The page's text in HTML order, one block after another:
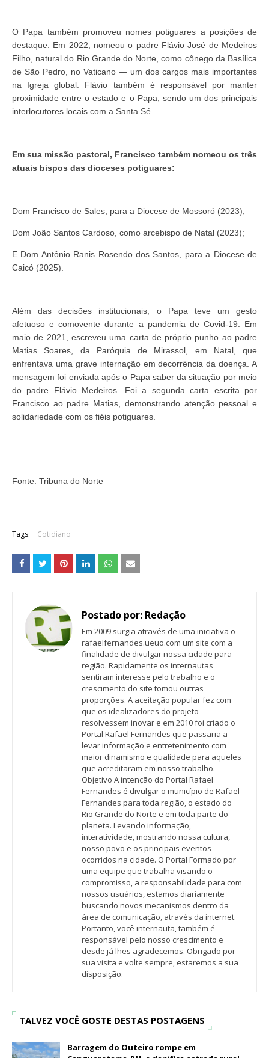
O Papa também promoveu nomes potiguares a posições de
destaque. Em 2022, nomeou o padre Flávio José de Medeiros
Filho, natural do Rio Grande do Norte, como cônego da Basílica
de São Pedro, no Vaticano — um dos cargos mais importantes
na Igreja global. Flávio também é responsável por manter
proximidade entre o estado e o Papa, sendo um dos principais
interlocutores locais com a Santa Sé.
Em sua missão pastoral, Francisco também nomeou os três
atuais bispos das dioceses potiguares:
Dom Francisco de Sales, para a Diocese de Mossoró (2023);
Dom João Santos Cardoso, como arcebispo de Natal (2023);
E Dom Antônio Ranis Rosendo dos Santos, para a Diocese de
Caicó (2025).
Além das decisões institucionais, o Papa teve um gesto
afetuoso e comovente durante a pandemia de Covid-19. Em
maio de 2021, escreveu uma carta de próprio punho ao padre
Matias Soares, da Paróquia de Mirassol, em Natal, que
enfrentava uma grave internação em decorrência da doença. A
mensagem foi enviada após o Papa saber da situação por meio
do padre Flávio Medeiros. Foi a segunda carta escrita por
Francisco ao padre Matias, demonstrando atenção pessoal e
solidariedade com os fiéis potiguares.
Fonte: Tribuna do Norte
Tags: Cotidiano
Postado por: Redação
Em 2009 surgia através de uma iniciativa o
rafaelfernandes.ueuo.com um site com a
finalidade de divulgar nossa cidade para
região. Rapidamente os internautas
sentiram interesse pelo trabalho e o
crescimento do site tomou outras
proporções. A aceitação popular fez com
que os idealizadores do projeto
resolvessem inovar e em 2010 foi criado o
Portal Rafael Fernandes que passaria a
levar informação e entretenimento com
maior dinamismo e qualidade para aqueles
que acreditaram em nosso trabalho.
Objetivo A intenção do Portal Rafael
Fernandes é divulgar o município de Rafael
Fernandes para toda região, o estado do
Rio Grande do Norte e em toda parte do
planeta. Levando informação,
interatividade, mostrando nossa cultura,
nosso povo e os principais eventos
ocorridos na cidade. O Portal Formado por
uma equipe que trabalha visando o
compromisso, a responsabilidade para com
nossos usuários, estamos diariamente
buscando novos mecanismos dentro da
área de comunicação, através da internet.
Portanto, você internauta, também é
responsável pelo nosso crescimento e
desde já lhes agradecemos. Obrigado por
sua visita e volte sempre, estaremos a sua
disposição.
TALVEZ VOCÊ GOSTE DESTAS POSTAGENS
Barragem do Outeiro rompe em